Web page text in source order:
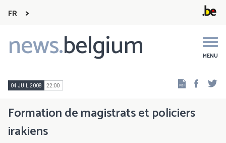
FR
news.belgium MENU
Main
navigation
04 JUIL 2008 22:00
Formation de magistrats et policiers
irakiens